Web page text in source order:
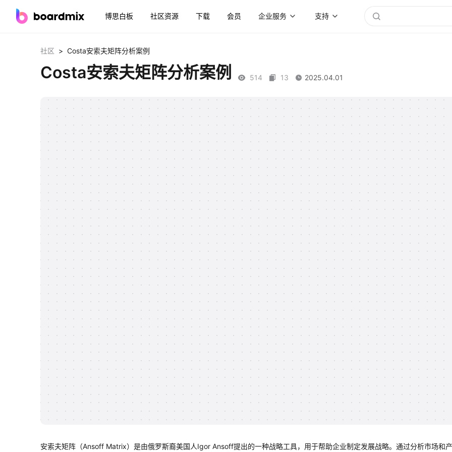
博思白板 社区资源 下载 会员 企业服务 支持
社区 > Costa安索夫矩阵分析案例
Costa安索夫矩阵分析案例 514 13 2025.04.01
安索夫矩阵（Ansoff Matrix）是由俄罗斯裔美国人Igor Ansoff提出的一种战略工具，用于帮助企业制定发展战略。通过分析市场和